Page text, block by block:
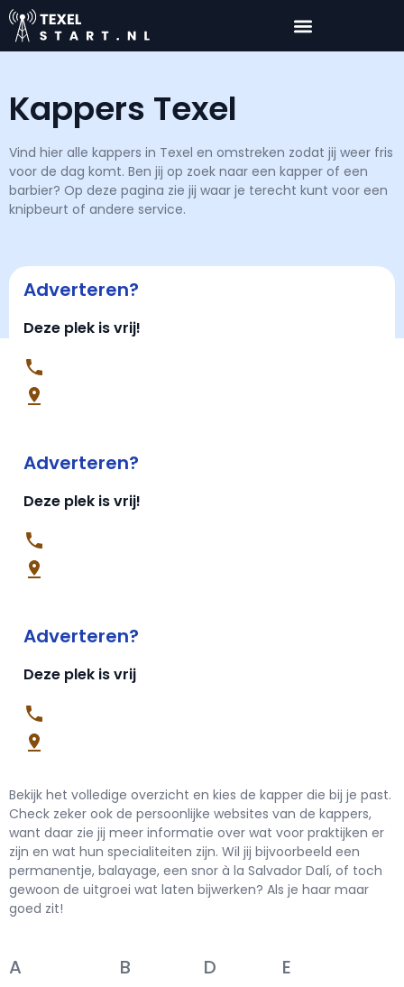
Kappers Texel
Vind hier alle kappers in Texel en omstreken zodat jij weer fris
voor de dag komt. Ben jij op zoek naar een kapper of een
barbier? Op deze pagina zie jij waar je terecht kunt voor een
knipbeurt of andere service.
Adverteren?
Deze plek is vrij!
Adverteren?
Deze plek is vrij!
Adverteren?
Deze plek is vrij
Bekijk het volledige overzicht en kies de kapper die bij je past.
Check zeker ook de persoonlijke websites van de kappers,
want daar zie jij meer informatie over wat voor praktijken er
zijn en wat hun specialiteiten zijn. Wil jij bijvoorbeeld een
permanentje, balayage, een snor à la Salvador Dalí, of toch
gewoon de uitgroei wat laten bijwerken? Als je haar maar
goed zit!
A B D E